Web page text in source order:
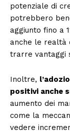
potenziale di
potrebbero
aggiunto fino a
anche le realtà
trarre vantaggi
Inoltre,
positivi anche
aumento dei
come la
vedere